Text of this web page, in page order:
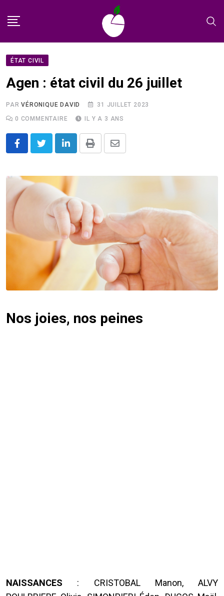
ÉTAT CIVIL
Agen : état civil du 26 juillet
PARVÉRONIQUE DAVID
31 JUILLET 2023
0 COMMENTAIRE IL Y A 3 ANS
LinkedInPrint
Share
Email
Nos joies, nos peines
NAISSANCES : CRISTOBAL Manon, ALVY